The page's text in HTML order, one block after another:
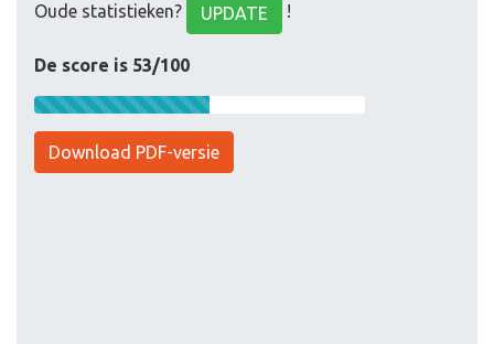
Oude statistieken? UPDATE !
De score is 53/100
Download PDF-versie